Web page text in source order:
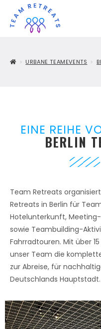
> URBANE TEAMEVENTS >
EINE REIHE
BERLIN
Team Retreats
Retreats in Berlin für
Hotelunterkunft,
sowie Teambuilding-
Fahrradtouren. Mit über
unser Team die
zur Abreise, für
Deutschlands Hauptstadt.